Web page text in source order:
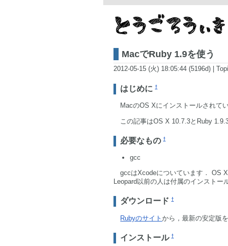
MacでRuby 1.9を使う
2012-05-15 (火) 18:05:44 (5196d)
はじめに †
MacのOS Xにインストールされて
この記事はOS X 10.7.3とRuby
必要なもの †
gcc
gccはXcodeについています． OS
Leopard以前の人は付属のインストー
ダウンロード †
Rubyのサイトから，最新の安定版
インストール †